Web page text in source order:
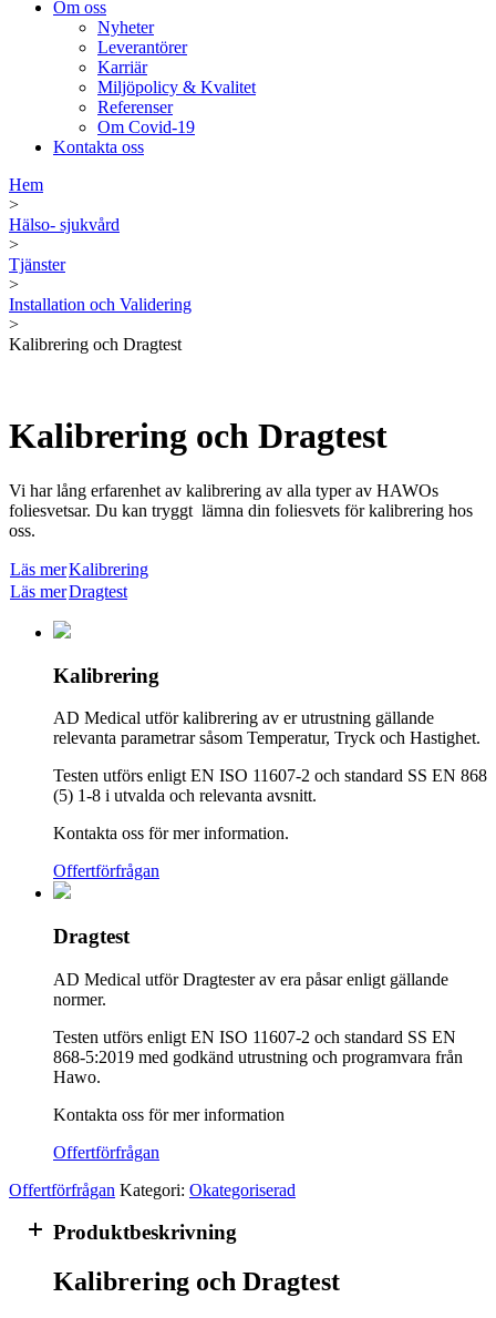
Om oss
Nyheter
Leverantörer
Karriär
Miljöpolicy & Kvalitet
Referenser
Om Covid-19
Kontakta oss
Hem
>
Hälso- sjukvård
>
Tjänster
>
Installation och Validering
>
Kalibrering och Dragtest
Kalibrering och Dragtest
Vi har lång erfarenhet av kalibrering av alla typer av HAWOs
foliesvetsar. Du kan tryggt lämna din foliesvets för kalibrering hos
oss.
Läs merKalibrering
Läs merDragtest
Kalibrering
AD Medical utför kalibrering av er utrustning gällande
relevanta parametrar såsom Temperatur, Tryck och Hastighet.
Testen utförs enligt EN ISO 11607-2 och standard SS EN 868
(5) 1-8 i utvalda och relevanta avsnitt.
Kontakta oss för mer information.
Offertförfrågan
Dragtest
AD Medical utför Dragtester av era påsar enligt gällande
normer.
Testen utförs enligt EN ISO 11607-2 och standard SS EN
868-5:2019 med godkänd utrustning och programvara från
Hawo.
Kontakta oss för mer information
Offertförfrågan
Offertförfrågan Kategori: Okategoriserad
Produktbeskrivning
Kalibrering och Dragtest